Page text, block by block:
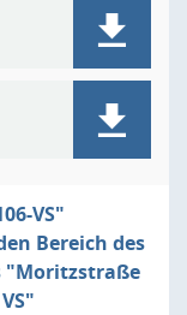
VS"
Bereich des
"Moritzstraße